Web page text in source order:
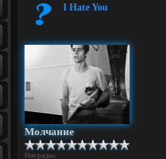
I Hate You
Молчание
Награды: